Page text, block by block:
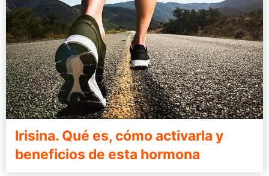
Irisina. Qué es, cómo activarla y
beneficios de esta hormona